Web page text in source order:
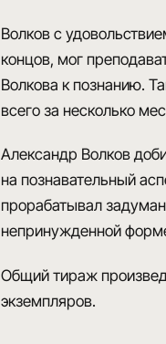
Волков с
концов, мог
Волкова к познанию.
всего за несколько
Александр Волков
на познавательный
прорабатывал
непринужденной
Общий тираж
экземпляров.